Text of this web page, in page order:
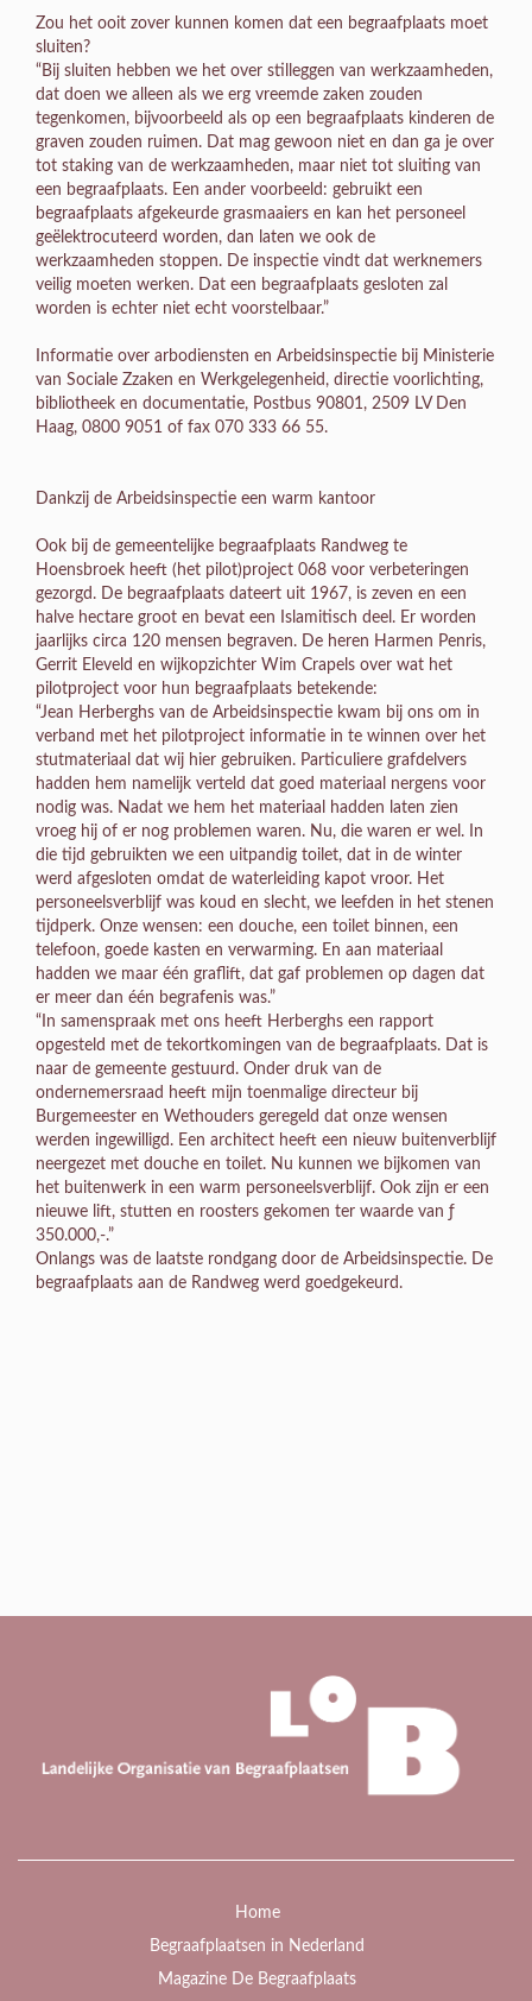
Zou het ooit zover kunnen komen dat een begraafplaats moet
sluiten?
“Bij sluiten hebben we het over stilleggen van werkzaamheden,
dat doen we alleen als we erg vreemde zaken zouden
tegenkomen, bijvoorbeeld als op een begraafplaats kinderen de
graven zouden ruimen. Dat mag gewoon niet en dan ga je over
tot staking van de werkzaamheden, maar niet tot sluiting van
een begraafplaats. Een ander voorbeeld: gebruikt een
begraafplaats afgekeurde grasmaaiers en kan het personeel
geëlektrocuteerd worden, dan laten we ook de
werkzaamheden stoppen. De inspectie vindt dat werknemers
veilig moeten werken. Dat een begraafplaats gesloten zal
worden is echter niet echt voorstelbaar.”
Informatie over arbodiensten en Arbeidsinspectie bij Ministerie
van Sociale Zzaken en Werkgelegenheid, directie voorlichting,
bibliotheek en documentatie, Postbus 90801, 2509 LV Den
Haag, 0800 9051 of fax 070 333 66 55.
Dankzij de Arbeidsinspectie een warm kantoor
Ook bij de gemeentelijke begraafplaats Randweg te
Hoensbroek heeft (het pilot)project 068 voor verbeteringen
gezorgd. De begraafplaats dateert uit 1967, is zeven en een
halve hectare groot en bevat een Islamitisch deel. Er worden
jaarlijks circa 120 mensen begraven. De heren Harmen Penris,
Gerrit Eleveld en wijkopzichter Wim Crapels over wat het
pilotproject voor hun begraafplaats betekende:
“Jean Herberghs van de Arbeidsinspectie kwam bij ons om in
verband met het pilotproject informatie in te winnen over het
stutmateriaal dat wij hier gebruiken. Particuliere grafdelvers
hadden hem namelijk verteld dat goed materiaal nergens voor
nodig was. Nadat we hem het materiaal hadden laten zien
vroeg hij of er nog problemen waren. Nu, die waren er wel. In
die tijd gebruikten we een uitpandig toilet, dat in de winter
werd afgesloten omdat de waterleiding kapot vroor. Het
personeelsverblijf was koud en slecht, we leefden in het stenen
tijdperk. Onze wensen: een douche, een toilet binnen, een
telefoon, goede kasten en verwarming. En aan materiaal
hadden we maar één graflift, dat gaf problemen op dagen dat
er meer dan één begrafenis was.”
“In samenspraak met ons heeft Herberghs een rapport
opgesteld met de tekortkomingen van de begraafplaats. Dat is
naar de gemeente gestuurd. Onder druk van de
ondernemersraad heeft mijn toenmalige directeur bij
Burgemeester en Wethouders geregeld dat onze wensen
werden ingewilligd. Een architect heeft een nieuw buitenverblijf
neergezet met douche en toilet. Nu kunnen we bijkomen van
het buitenwerk in een warm personeelsverblijf. Ook zijn er een
nieuwe lift, stutten en roosters gekomen ter waarde van ƒ
350.000,-.”
Onlangs was de laatste rondgang door de Arbeidsinspectie. De
begraafplaats aan de Randweg werd goedgekeurd.
Home
Begraafplaatsen in Nederland
Magazine De Begraafplaats